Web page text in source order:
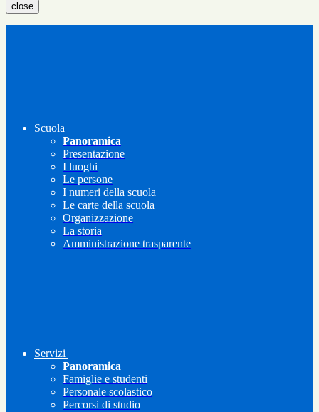
close
Scuola
Panoramica
Presentazione
I luoghi
Le persone
I numeri della scuola
Le carte della scuola
Organizzazione
La storia
Amministrazione trasparente
Servizi
Panoramica
Famiglie e studenti
Personale scolastico
Percorsi di studio